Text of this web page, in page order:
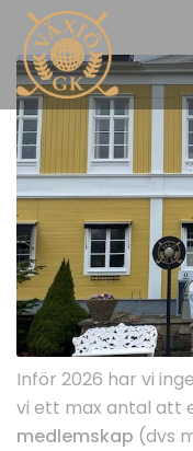
Inför 2026 har vi
vi ett max antal att
medlemskap (dvs